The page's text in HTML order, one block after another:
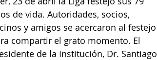
de vida. Autoridades, socios,
y amigos se acercaron al festejo
compartir el grato momento. El
de la Institución, Dr. Santiago